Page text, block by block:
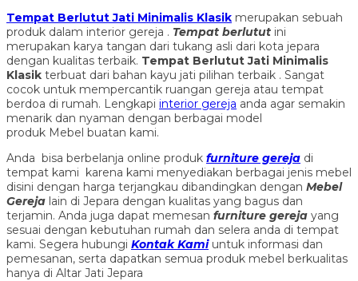
Tempat Berlutut Jati Minimalis Klasik merupakan sebuah
produk dalam interior gereja . Tempat berlutut ini
merupakan karya tangan dari tukang asli dari kota jepara
dengan kualitas terbaik. Tempat Berlutut Jati Minimalis
Klasik terbuat dari bahan kayu jati pilihan terbaik . Sangat
cocok untuk mempercantik ruangan gereja atau tempat
berdoa di rumah. Lengkapi interior gereja anda agar semakin
menarik dan nyaman dengan berbagai model
produk Mebel buatan kami.
Anda bisa berbelanja online produk furniture gereja di
tempat kami karena kami menyediakan berbagai jenis mebel
disini dengan harga terjangkau dibandingkan dengan Mebel
Gereja lain di Jepara dengan kualitas yang bagus dan
terjamin. Anda juga dapat memesan furniture gereja yang
sesuai dengan kebutuhan rumah dan selera anda di tempat
kami. Segera hubungi Kontak Kamiuntuk informasi dan
pemesanan, serta dapatkan semua produk mebel berkualitas
hanya di Altar Jati Jepara